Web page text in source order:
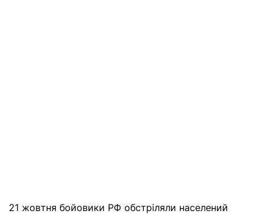
21 жовтня бойовики РФ обстріляли населений